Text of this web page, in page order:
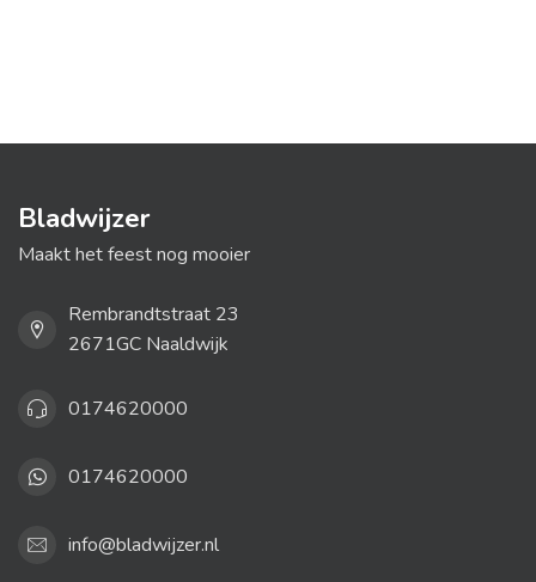
Bladwijzer
Maakt het feest nog mooier
Rembrandtstraat 23
2671GC Naaldwijk
0174620000
0174620000
info@bladwijzer.nl